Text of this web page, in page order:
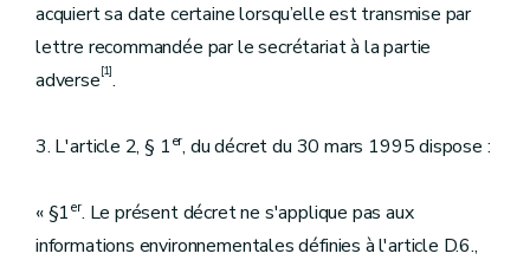
acquiert sa date certaine lorsqu’elle est transmise par
lettre recommandée par le secrétariat à la partie
adverse[1].
3. L'article 2, § 1er, du décret du 30 mars 1995 dispose :
« §1er. Le présent décret ne s'applique pas aux
informations environnementales définies à l'article D.6.,